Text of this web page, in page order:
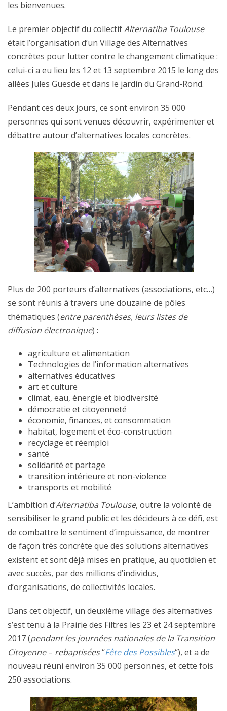
les bienvenues.
Le premier objectif du collectifAlternatiba Toulouse
était l’organisation d’un Village des Alternatives
concrètes pour lutter contre le changement climatique :
celui-ci a eu lieu les 12 et 13 septembre 2015 le long des
allées Jules Guesde et dans le jardin du Grand-Rond.
Pendant ces deux jours, ce sont environ 35 000
personnes qui sont venues découvrir, expérimenter et
débattre autour d’alternatives locales concrètes.
Plus de 200 porteurs d’alternatives (associations, etc…)
se sont réunis à travers une douzaine de pôles
thématiques (entre parenthèses, leurs listes de
diffusion électronique) :
agriculture et alimentation
Technologies de l’information alternatives
alternatives éducatives
art et culture
climat, eau, énergie et biodiversité
démocratie et citoyenneté
économie, finances, et consommation
habitat, logement et éco-construction
recyclage et réemploi
santé
solidarité et partage
transition intérieure et non-violence
transports et mobilité
L’ambition d’Alternatiba Toulouse, outre la volonté de
sensibiliser le grand public et les décideurs à ce défi, est
de combattre le sentiment d’impuissance, de montrer
de façon très concrète que des solutions alternatives
existent et sont déjà mises en pratique, au quotidien et
avec succès, par des millions d’individus,
d’organisations, de collectivités locales.
Dans cet objectif, un deuxième village des alternatives
s’est tenu à la Prairie des Filtres les 23 et 24 septembre
2017 (pendant les journées nationales de la Transition
Citoyenne– rebaptisées“Fête des Possibles“), et a de
nouveau réuni environ 35 000 personnes, et cette fois
250 associations.